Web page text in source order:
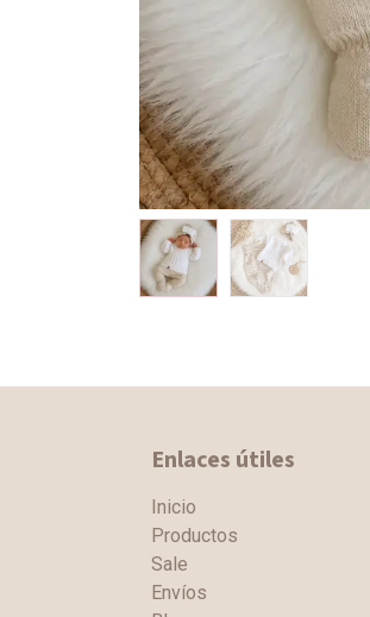
Enlaces útiles
Inicio
Productos
Sale
Envíos